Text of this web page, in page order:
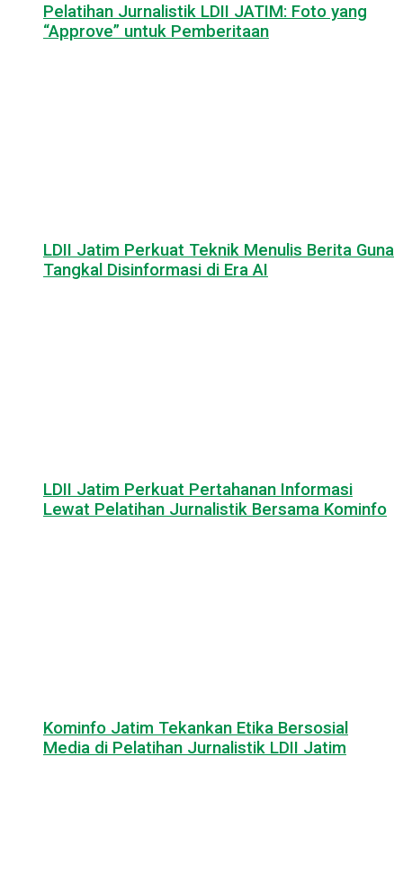
Pelatihan Jurnalistik LDII JATIM: Foto yang
“Approve” untuk Pemberitaan
LDII Jatim Perkuat Teknik Menulis Berita Guna
Tangkal Disinformasi di Era AI
LDII Jatim Perkuat Pertahanan Informasi
Lewat Pelatihan Jurnalistik Bersama Kominfo
Kominfo Jatim Tekankan Etika Bersosial
Media di Pelatihan Jurnalistik LDII Jatim